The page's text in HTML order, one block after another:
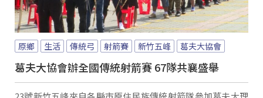
原鄉 生活 傳統弓 射箭賽 新竹五峰 葛夫大協會
葛夫大協會辦全國傳統射箭賽 67隊共襄盛舉